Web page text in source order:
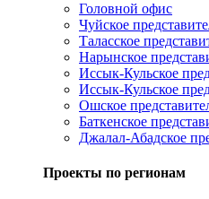
Головной офис
Чуйское
Таласское
Нарынское
Иссык-Кульское
Иссык-Кульское
Ошское
Баткенское
Джалал-Абадское
Проекты по регионам